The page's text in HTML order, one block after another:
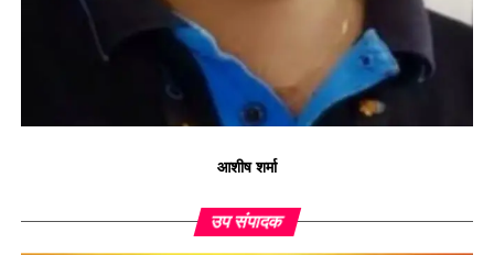
आशीष शर्मा
उप संपादक